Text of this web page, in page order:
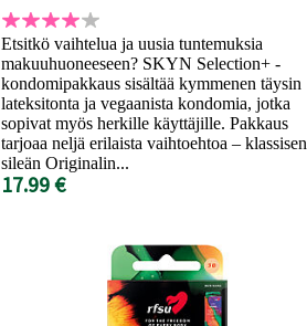
Etsitkö vaihtelua ja uusia tuntemuksia
makuuhuoneeseen? SKYN Selection+ -
kondomipakkaus sisältää kymmenen täysin
lateksitonta ja vegaanista kondomia, jotka
sopivat myös herkille käyttäjille. Pakkaus
tarjoaa neljä erilaista vaihtoehtoa – klassisen
sileän Originalin...
17.99 €